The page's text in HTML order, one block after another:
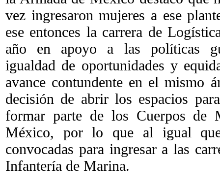
vez ingresaron mujeres a ese
ese entonces la carrera de
año en apoyo a las políticas
igualdad de oportunidades y
avance contundente en el mismo
decisión de abrir los espacios
formar parte de los Cuerpos de
México, por lo que al igual
convocadas para ingresar a las
Infantería de Marina.